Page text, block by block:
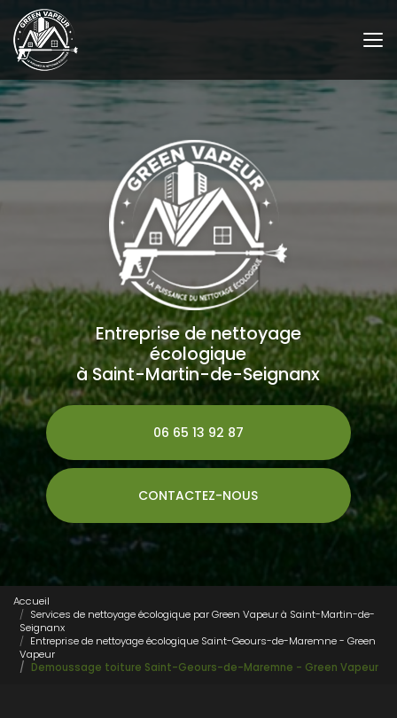
au
contenu
principal
Entreprise de nettoyage
écologique
à Saint-Martin-de-Seignanx
06 65 13 92 87
CONTACTEZ-NOUS
Accueil
Services de nettoyage écologique par Green Vapeur à Saint-Martin-de-
Seignanx
Entreprise de nettoyage écologique Saint-Geours-de-Maremne - Green
Vapeur
Demoussage toiture Saint-Geours-de-Maremne - Green Vapeur